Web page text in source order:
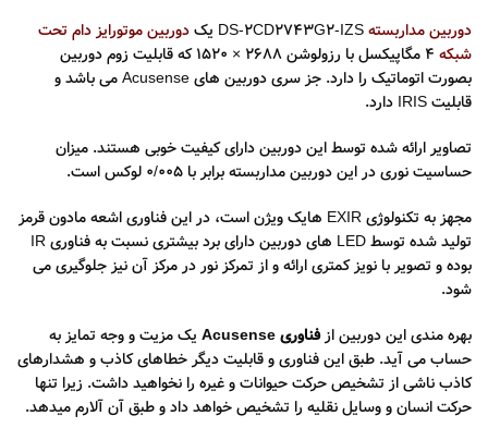
دوربین مداربسته دوربین موتورایزدام تحت
شبکه
2688 × 1520
که قابلیت زوم دوربین
بصورت اتوماتیک را دارد. جز سری دوربین های Acusense می باشد و
قابلیت IRIS دارد.
تصاویر ارائه شده توسط این دوربین دارای کیفیت خوبی هستند. میزان
حساسیت نوری در این دوربین مداربسته برابر با ۰/005 لوکس است.
مجهز به تکنولوژی EXIR هایک ویژن است، در این فناوری اشعه مادون قرمز
تولید شده توسط LED های دوربین دارای برد بیشتری نسبت به فناوری IR
بوده و تصویر با نویز کمتری ارائه و از تمرکز نور در مرکز آن نیز جلوگیری می
شود.
بهره مندی این دوربین ازفناوری Acusense
یک مزیت و وجه تمایز به
حساب می آید. طبق این فناوری و قابلیت دیگر خطاهای کاذب و هشدارهای
کاذب ناشی از تشخیص حرکت حیوانات و غیره را نخواهید داشت. زیرا تنها
حرکت انسان و وسایل نقلیه را تشخیص خواهد داد و طبق آن آلارم میدهد.